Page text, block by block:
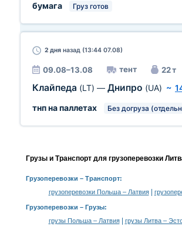
бумага
Груз готов
2 дня назад (13:44 07.08)
09.08–13.08 тент 22 т
Клайпеда (LT) — Днипро (UA) ~
тнп на паллетах
Без догруза
Грузы и Транспорт для грузоперевозки
Грузоперевозки – Транспорт:
грузоперевозки Польша – Латвия|
Грузоперевозки – Грузы:
грузы Польша – Латвия| грузы Литва –